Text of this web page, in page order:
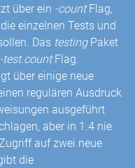
über ein -countFlag,
einzelnen Tests und
Das testingPaket
-test.countFlag.
über einige neue
regulären Ausdruck
ausgeführt
aber in 1.4 nie
auf zwei neue
die